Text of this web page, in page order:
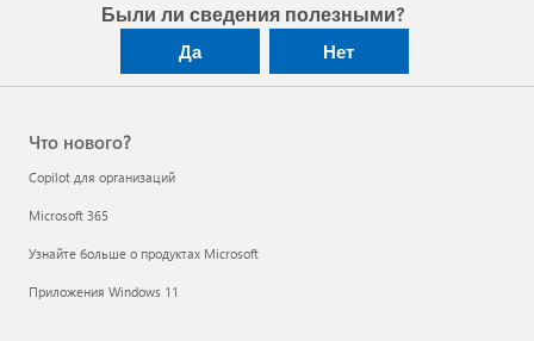
Были ли сведения полезными?
Да Нет
Что нового?
Copilot для организаций
Microsoft 365
Узнайте больше о продуктах Microsoft
Приложения Windows 11